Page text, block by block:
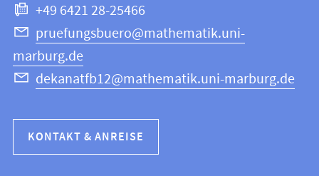
+49 6421 28-25466
pruefungsbuero@mathematik.uni-
marburg.de
dekanatfb12@mathematik.uni-marburg.de
KONTAKT & ANREISE